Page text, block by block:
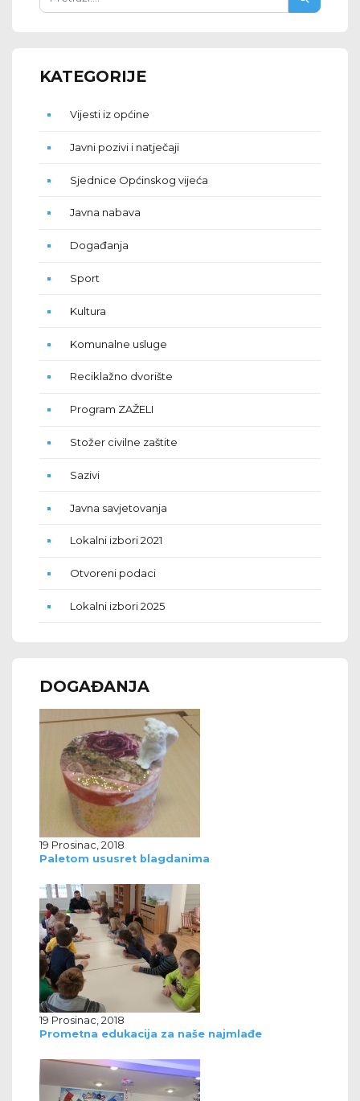
KATEGORIJE
Vijesti iz općine
Javni pozivi i natječaji
Sjednice Općinskog vijeća
Javna nabava
Događanja
Sport
Kultura
Komunalne usluge
Reciklažno dvorište
Program ZAŽELI
Stožer civilne zaštite
Sazivi
Javna savjetovanja
Lokalni izbori 2021
Otvoreni podaci
Lokalni izbori 2025
DOGAĐANJA
19 Prosinac, 2018
Paletom ususret blagdanima
19 Prosinac, 2018
Prometna edukacija za naše najmlađe